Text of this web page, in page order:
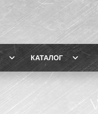
КАТАЛОГ